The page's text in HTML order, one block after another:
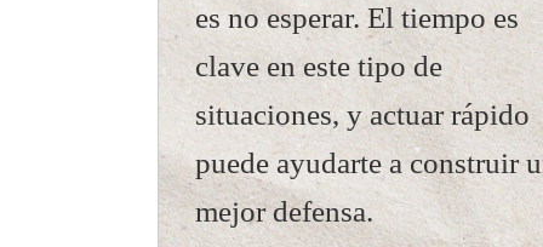
es no esperar. El tiempo es
clave en este tipo de
situaciones, y actuar rápido
puede ayudarte a construir
mejor defensa.